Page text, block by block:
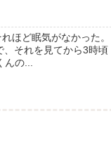
ほど眠気がなかった。
、それを見てから3時頃
の...